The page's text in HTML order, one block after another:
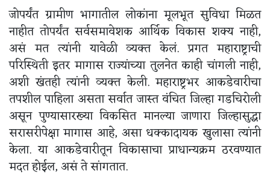
जोपर्यंत ग्रामीण भागातील लोकांना मूलभूत सुविधा मिळत
नाहीत तोपर्यंत सर्वसमावेशक आर्थिक विकास शक्य नाही,
असं मत त्यांनी यावेळी व्यक्त केलं. प्रगत महाराष्ट्राची
परिस्थिती इतर मागास राज्यांच्या तुलनेत काही चांगली नाही,
अशी खंतही त्यांनी व्यक्त केली. महाराष्ट्रभर आकडेवारीचा
तपशील पाहिला असता सर्वात जास्त वंचित जिल्हा गडचिरोली
असून पुण्यासारख्या विकसित मानल्या जाणारा जिल्हासुद्धा
सरासरीपेक्षा मागास आहे, असा धक्कादायक खुलासा त्यांनी
केला. या आकडेवारीतून विकासाचा प्राधान्यक्रम ठरवण्यात
मदत होईल, असं ते सांगतात.